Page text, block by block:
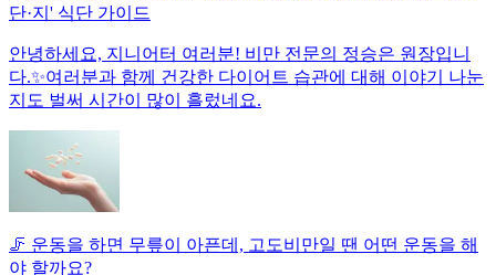
단·지' 식단 가이드
안녕하세요, 지니어터 여러분! 비만 전문의 정승은 원장입니
다.✨여러분과 함께 건강한 다이어트 습관에 대해 이야기 나눈
지도 벌써 시간이 많이 흘렀네요.
🦵 운동을 하면 무릎이 아픈데, 고도비만일 땐 어떤 운동을 해
야 할까요?